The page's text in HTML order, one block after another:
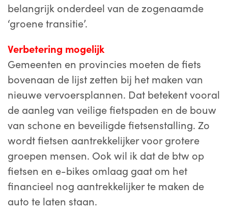
belangrijk onderdeel van de zogenaamde
‘groene transitie’.
Verbetering mogelijk
Gemeenten en provincies moeten de fiets
bovenaan de lijst zetten bij het maken van
nieuwe vervoersplannen. Dat betekent vooral
de aanleg van veilige fietspaden en de bouw
van schone en beveiligde fietsenstalling. Zo
wordt fietsen aantrekkelijker voor grotere
groepen mensen. Ook wil ik dat de btw op
fietsen en e-bikes omlaag gaat om het
financieel nog aantrekkelijker te maken de
auto te laten staan.